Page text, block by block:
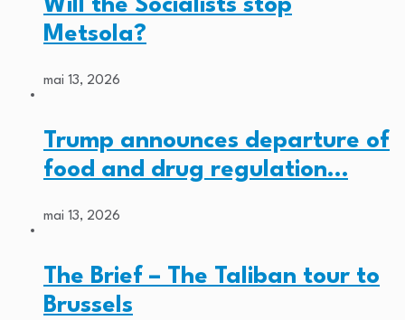
Will the Socialists stop
Metsola?
mai 13, 2026
Trump announces departure of
food and drug regulation…
mai 13, 2026
The Brief – The Taliban tour to
Brussels